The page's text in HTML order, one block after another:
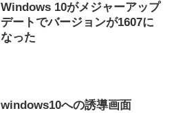
Windows 10がメジャーアップ
デートでバージョンが1607に
なった
windows10への誘導画面